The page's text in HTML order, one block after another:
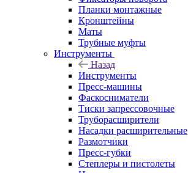
Планки монтажные
Кронштейны
Маты
Трубные муфты
Инструменты
Назад
Инструменты
Пресс-машины
Фаскосниматели
Тиски запрессовочные
Труборасширители
Насадки расширительные
Размотчики
Пресс-губки
Степлеры и пистолеты